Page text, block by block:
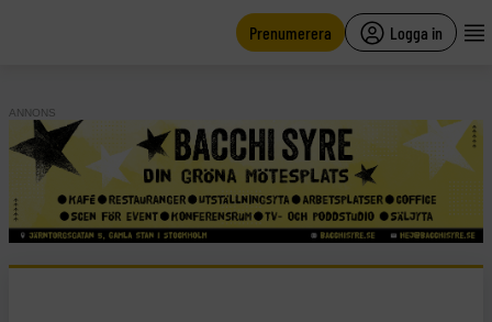
Prenumerera Logga in
ANNONS